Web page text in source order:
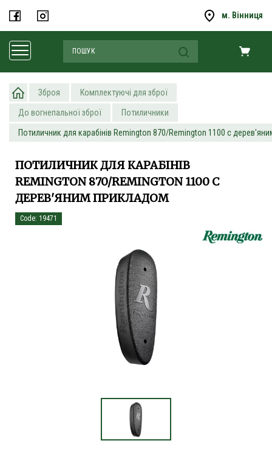
м. Вінниця
Зброя Комплектуючі для зброї
До вогнепальної зброї Потиличники
Потиличник для карабінів Remington 870/Remington 1100 c
ПОТИЛИЧНИК ДЛЯ КАРАБІНІВ
REMINGTON 870/REMINGTON 1100 C
ДЕРЕВ'ЯНИМ ПРИКЛАДОМ
Code: 19471